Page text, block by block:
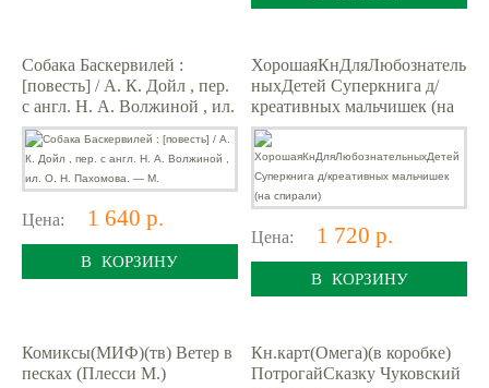
Собака Баскервилей :
[повесть] / А. К. Дойл , пер.
с англ. Н. А. Волжиной , ил.
О. Н. Пахомова. — М.
Цена: 1 640 р.
В КОРЗИНУ
ХорошаяКнДляЛюбознатель
ныхДетей Суперкнига д/
креативных мальчишек (на
спирали)
Цена: 1 720 р.
В КОРЗИНУ
Комиксы(МИФ)(тв) Ветер в
песках (Плесси М.)
Кн.карт(Омега)(в коробке)
ПотрогайСказку Чуковский